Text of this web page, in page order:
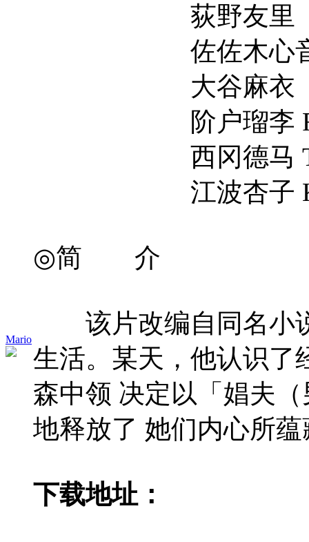
Mario
荻野友里
佐佐木心音
大谷麻衣
阶户瑠李 Ruri
西冈德马
江波杏子
◎简 介
该片改编自同名小说
生活。某天，他认识
森中领 决定以「娼夫
地释放了 她们内心所
下载地址：